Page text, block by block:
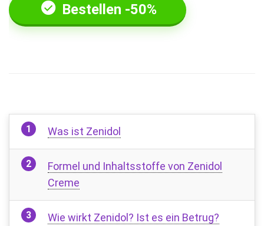
Bestellen -50%
Was ist Zenidol
Formel und Inhaltsstoffe von Zenidol
Creme
Wie wirkt Zenidol? Ist es ein Betrug?